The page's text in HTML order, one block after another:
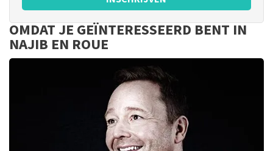
OMDAT JE GEÏNTERESSEERD BENT IN
NAJIB EN ROUE